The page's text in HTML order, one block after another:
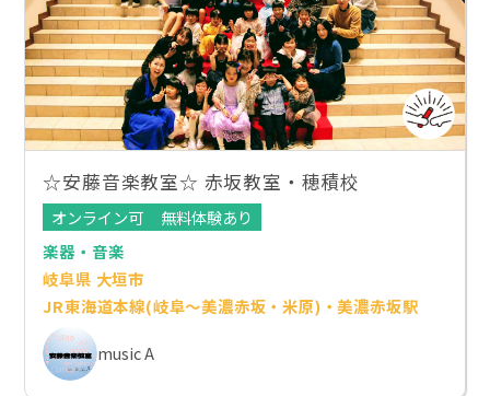
☆安藤音楽教室☆ 赤坂教室・穂積校
オンライン可
無料体験あり
楽器・音楽
岐阜県 大垣市
JR東海道本線(岐阜～美濃赤坂・米原)・美濃赤坂駅
music A